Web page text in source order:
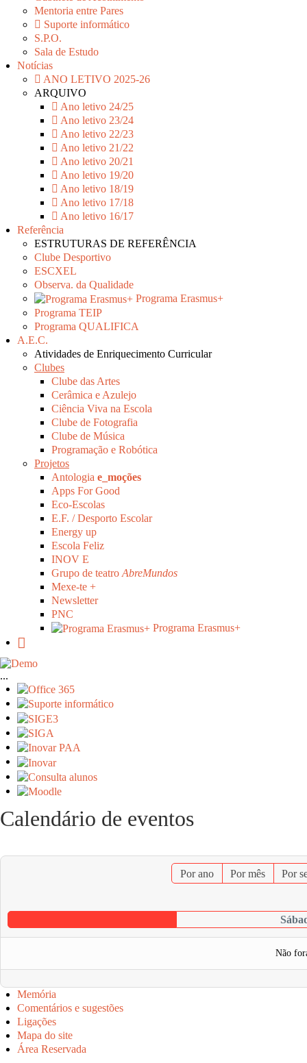
Mentoria entre Pares
Suporte informático
S.P.O.
Sala de Estudo
Notícias
ANO LETIVO 2025-26
ARQUIVO
Ano letivo 24/25
Ano letivo 23/24
Ano letivo 22/23
Ano letivo 21/22
Ano letivo 20/21
Ano letivo 19/20
Ano letivo 18/19
Ano letivo 17/18
Ano letivo 16/17
Referência
ESTRUTURAS DE REFERÊNCIA
Clube Desportivo
ESCXEL
Observa. da Qualidade
Programa Erasmus+
Programa TEIP
Programa QUALIFICA
A.E.C.
Atividades de Enriquecimento Curricular
Clubes
Clube das Artes
Cerâmica e Azulejo
Ciência Viva na Escola
Clube de Fotografia
Clube de Música
Programação e Robótica
Projetos
Antologia e_moções
Apps For Good
Eco-Escolas
E.F. / Desporto Escolar
Energy up
Escola Feliz
INOV E
Grupo de teatro AbreMundos
Mexe-te +
Newsletter
PNC
Programa Erasmus+
...
Calendário de eventos
Por ano Por mês Por
Não
Memória
Comentários e sugestões
Ligações
Mapa do site
Área Reservada